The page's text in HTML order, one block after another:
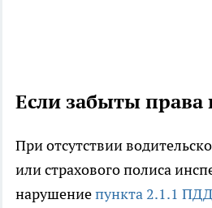
Если забыты права
При отсутствии
или страхового полиса
нарушениепункта 2.1.1 ПДД